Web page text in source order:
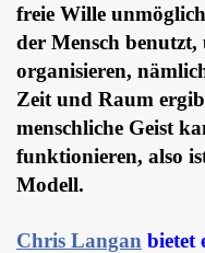
freie Wille
der Mensch
organisieren,
Zeit und Raum
menschliche Geist
funktionieren, also
Modell.
Chris Langan bietet